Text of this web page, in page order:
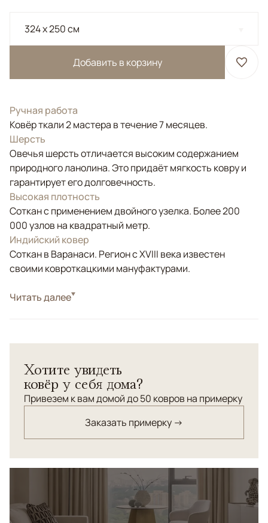
324 x 250 см
Добавить в корзину
Ручная работа
Ковёр ткали 2 мастера в течение 7 месяцев.
Шерсть
Овечья шерсть отличается высоким содержанием
природного ланолина. Это придаёт мягкость ковру и
гарантирует его долговечность.
Высокая плотность
Соткан с применением двойного узелка. Более 200
000 узлов на квадратный метр.
Индийский ковер
Соткан в Варанаси. Регион с XVIII века известен
своими ковроткацкими мануфактурами.
СтильДизайнерские
выполнен в оттенках серого цвета.
Читать далее
Хотите увидеть
ковёр у себя дома?
Привезем к вам домой до 50 ковров на примерку
Заказать примерку →